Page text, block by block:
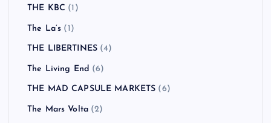
THE KBC (1)
The La’s (1)
THE LIBERTINES (4)
The Living End (6)
THE MAD CAPSULE MARKETS (6)
The Mars Volta (2)